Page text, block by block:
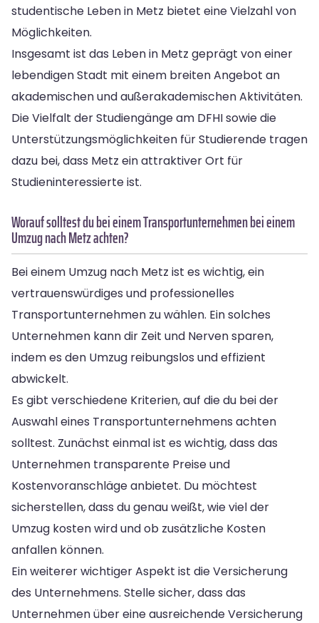
studentische Leben in Metz bietet eine Vielzahl von
Möglichkeiten.
Insgesamt ist das Leben in Metz geprägt von einer
lebendigen Stadt mit einem breiten Angebot an
akademischen und außerakademischen Aktivitäten.
Die Vielfalt der Studiengänge am DFHI sowie die
Unterstützungsmöglichkeiten für Studierende tragen
dazu bei, dass Metz ein attraktiver Ort für
Studieninteressierte ist.
Worauf solltest du bei einem Transportunternehmen bei einem
Umzug nach Metz achten?
Bei einem Umzug nach Metz ist es wichtig, ein
vertrauenswürdiges und professionelles
Transportunternehmen zu wählen. Ein solches
Unternehmen kann dir Zeit und Nerven sparen,
indem es den Umzug reibungslos und effizient
abwickelt.
Es gibt verschiedene Kriterien, auf die du bei der
Auswahl eines Transportunternehmens achten
solltest. Zunächst einmal ist es wichtig, dass das
Unternehmen transparente Preise und
Kostenvoranschläge anbietet. Du möchtest
sicherstellen, dass du genau weißt, wie viel der
Umzug kosten wird und ob zusätzliche Kosten
anfallen können.
Ein weiterer wichtiger Aspekt ist die Versicherung
des Unternehmens. Stelle sicher, dass das
Unternehmen über eine ausreichende Versicherung